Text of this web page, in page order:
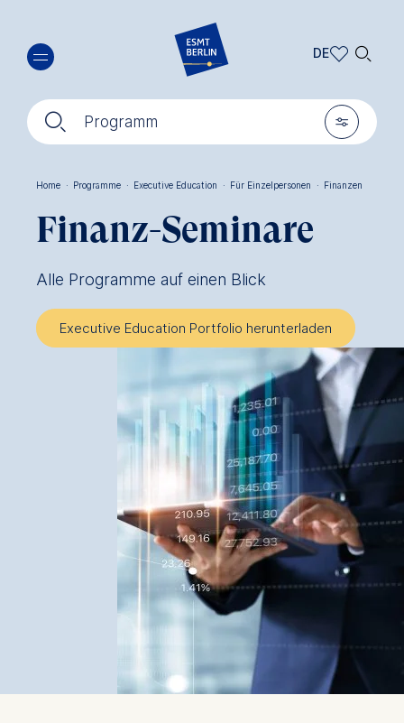
zum
Inhalt
🔍︎ Programm 🎚︎
DE
EN
🔍︎
Pfadnavigation
Home · Programme · Executive Education · Für Einzelpersonen · Finanzen
Finanz-Seminare
Alle Programme auf einen Blick
Executive Education Portfolio herunterladen